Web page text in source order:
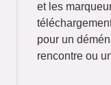
et les
pour un
rencontre ou